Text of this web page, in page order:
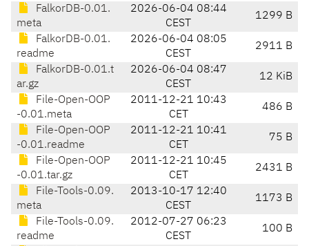
FalkorDB-0.01.
meta
2026-06-04 08:44
CEST
1299 B
FalkorDB-0.01.
readme
2026-06-04 08:05
CEST
2911 B
FalkorDB-0.01.t
ar.gz
2026-06-04 08:47
CEST
12 KiB
File-Open-OOP
-0.01.meta
2011-12-21 10:43
CET
486 B
File-Open-OOP
-0.01.readme
2011-12-21 10:41
CET
75 B
File-Open-OOP
-0.01.tar.gz
2011-12-21 10:45
CET
2431 B
File-Tools-0.09.
meta
2013-10-17 12:40
CEST
1173 B
File-Tools-0.09.
readme
2012-07-27 06:23
CEST
100 B